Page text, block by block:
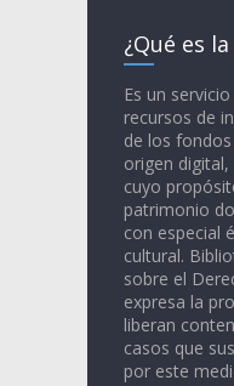
¿Qué es
Es un
recursos de
de los
origen
cuyo
patrimonio
con especial
cultural.
sobre el
expresa la
liberan
casos que
por este